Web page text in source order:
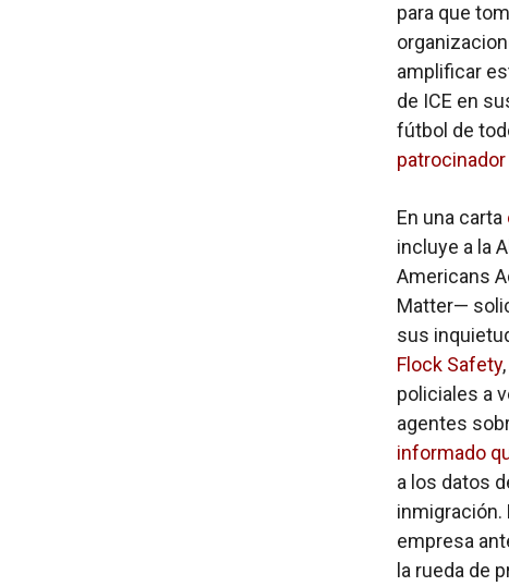
para que
amplificar
de ICE en
fútbol de
patrocinador
En una carta
incluye a la
Americans
Matter—
sus
Flock Safety
policiales a
agentes
informado
a los datos
inmigración.
empresa
la rueda de